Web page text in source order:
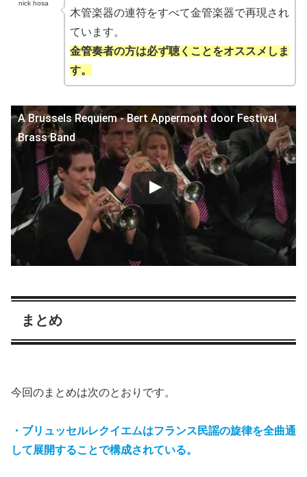
nick hosa
木管楽器の連符をすべて金管楽器で再現され
ています。
金管奏者の方は必ず聴くことをオススメしま
す。
A Brussels Requiem - Bert Appermont door Festival
Brass Band
まとめ
今回のまとめは次のとおりです。
・ ブリュッセルレクイエムはフランス民謡の旋律を全曲通
して展開することで構成されている。